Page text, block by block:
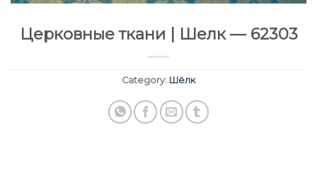
Церковные ткани | Шелк — 62303
Category: Шёлк